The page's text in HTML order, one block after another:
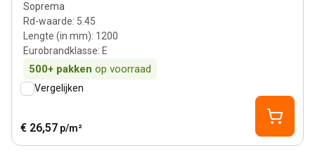
Soprema
Rd-waarde: 5.45
Lengte (in mm): 1200
Eurobrandklasse: E
500+ pakken op voorraad
Vergelijken
€ 26,57 p/m²